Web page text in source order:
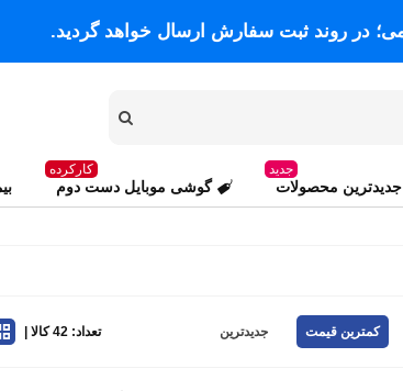
در روند ثبت سفارش ارسال خواهد گردید.
جدیدترین محصولات
جدید
گوشی موبایل دست دوم
کارکرده
کمترین قیمت جدیدترین تعداد: 42 کالا |